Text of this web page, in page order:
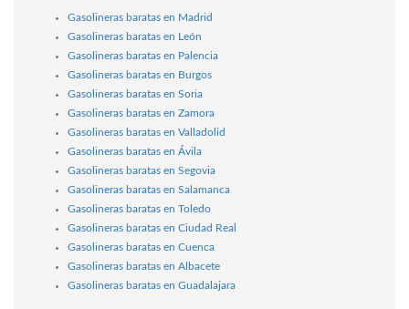
Gasolineras baratas en Madrid
Gasolineras baratas en León
Gasolineras baratas en Palencia
Gasolineras baratas en Burgos
Gasolineras baratas en Soria
Gasolineras baratas en Zamora
Gasolineras baratas en Valladolid
Gasolineras baratas en Ávila
Gasolineras baratas en Segovia
Gasolineras baratas en Salamanca
Gasolineras baratas en Toledo
Gasolineras baratas en Ciudad Real
Gasolineras baratas en Cuenca
Gasolineras baratas en Albacete
Gasolineras baratas en Guadalajara